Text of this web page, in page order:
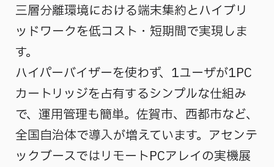
三層分離環境における端末集約とハイブリ
ッドワークを低コスト・短期間で実現しま
す。
ハイパーバイザーを使わず、1ユーザが1PC
カートリッジを占有するシンプルな仕組み
で、運用管理も簡単。佐賀市、西都市など、
全国自治体で導入が増えています。アセンテ
ックブースではリモートPCアレイの実機展